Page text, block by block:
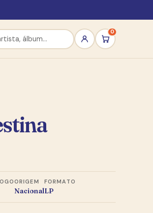
0
ORIGEM
Nacional
FORMATO
LP